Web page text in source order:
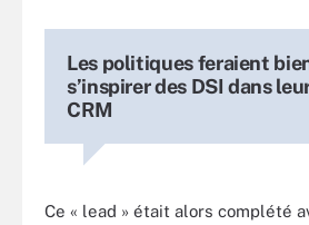
Les politiques feraient
s’inspirer des DSI dans
CRM
Ce « lead » était alors complété